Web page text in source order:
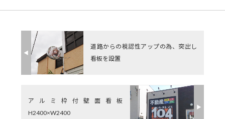
◀︎
道路からの視認性アップの為、突出し
看板を設置
アルミ枠付壁面看板
H2400×W2400
▶︎